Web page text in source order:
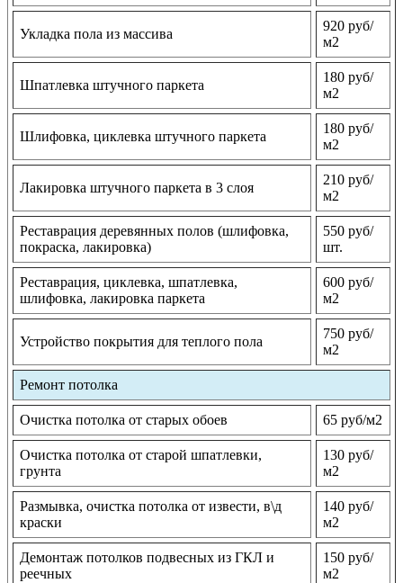
Укладка пола из массива
920 руб/
м2
Шпатлевка штучного паркета
180 руб/
м2
Шлифовка, циклевка штучного паркета
180 руб/
м2
Лакировка штучного паркета в 3 слоя
210 руб/
м2
Реставрация деревянных полов (шлифовка,
покраска, лакировка)
550 руб/
шт.
Реставрация, циклевка, шпатлевка,
шлифовка, лакировка паркета
600 руб/
м2
Устройство покрытия для теплого пола
750 руб/
м2
Ремонт потолка
Очистка потолка от старых обоев 65 руб/м2
Очистка потолка от старой шпатлевки,
грунта
130 руб/
м2
Размывка, очистка потолка от извести, в\д
краски
140 руб/
м2
Демонтаж потолков подвесных из ГКЛ и
реечных
150 руб/
м2